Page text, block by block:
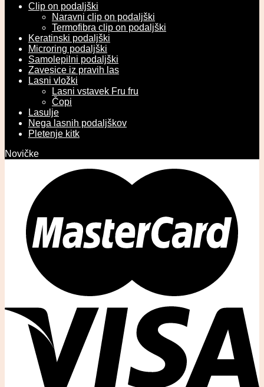
Clip on podaljški
Naravni clip on podaljški
Termofibra clip on podaljški
Keratinski podaljški
Microring podaljški
Samolepilni podaljški
Zavesice iz pravih las
Lasni vložki
Lasni vstavek Fru fru
Čopi
Lasulje
Nega lasnih podaljškov
Pletenje kitk
Novičke